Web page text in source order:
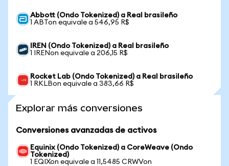
Abbott (Ondo Tokenized) a Real brasileño
1 ABTon equivale a 546,95 R$
IREN (Ondo Tokenized) a Real brasileño
1 IRENon equivale a 206,15 R$
Rocket Lab (Ondo Tokenized) a Real brasileño
1 RKLBon equivale a 383,66 R$
Explorar más conversiones
Conversiones avanzadas de activos
Equinix (Ondo Tokenized) a CoreWeave (Ondo
Tokenized)
1 EQIXon equivale a 11,5485 CRWVon